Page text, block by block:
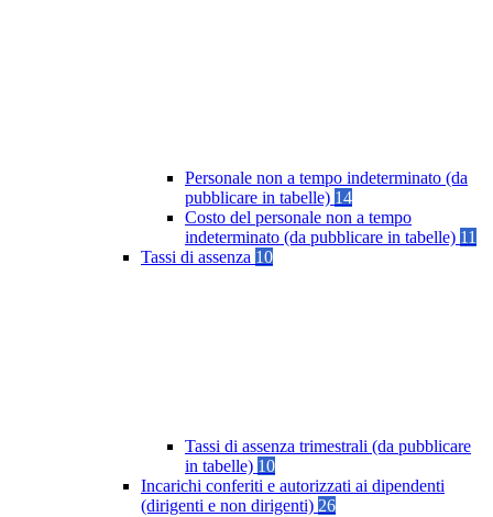
Personale non a tempo indeterminato (da
pubblicare in tabelle) 14
Costo del personale non a tempo
indeterminato (da pubblicare in tabelle) 11
Tassi di assenza 10
Tassi di assenza trimestrali (da pubblicare
in tabelle) 10
Incarichi conferiti e autorizzati ai dipendenti
(dirigenti e non dirigenti) 26